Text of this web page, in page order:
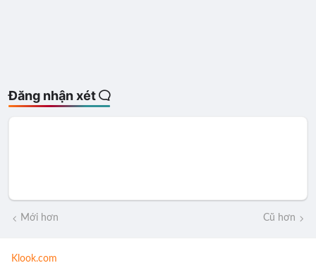
Đăng nhận xét
Mới hơn Cũ hơn
Klook.com